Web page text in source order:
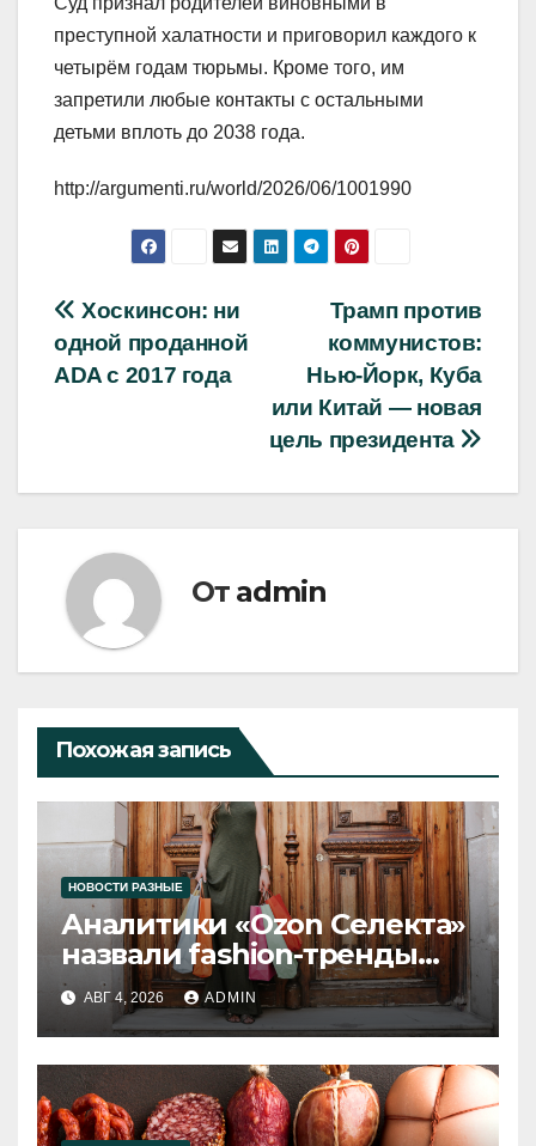
преступной халатности и приговорил каждого к
четырём годам тюрьмы. Кроме того, им
запретили любые контакты с остальными
детьми вплоть до 2038 года.
http://argumenti.ru/world/2026/06/1001990
Навигация
по
Трамп против
коммунистов:
Нью-Йорк, Куба
или Китай — новая
цель президента
Хоскинсон: ни
одной проданной
ADA с 2017 года
От admin
Похожая запись
НОВОСТИ РАЗНЫЕ
Аналитики «Ozon Селекта»
назвали fashion-тренды
2026 года
АВГ 4, 2026 ADMIN